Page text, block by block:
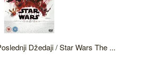
Džedaji / Star Wars The ...